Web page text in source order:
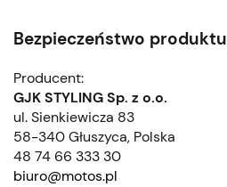
Bezpieczeństwo produktu
Producent:
GJK STYLING Sp. z o.o.
ul. Sienkiewicza 83
58-340 Głuszyca, Polska
48 74 66 333 30
biuro@motos.pl